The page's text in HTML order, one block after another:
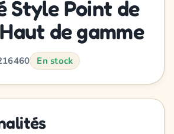
Style Point de
de gamme
En stock